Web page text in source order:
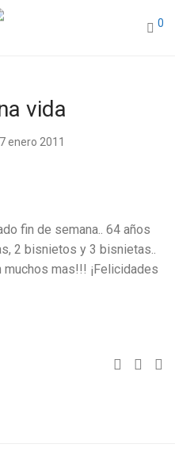
0
vida
enero 2011
fin de semana.. 64 años
2 bisnietos y 3 bisnietas..
mas!!! ¡Felicidades